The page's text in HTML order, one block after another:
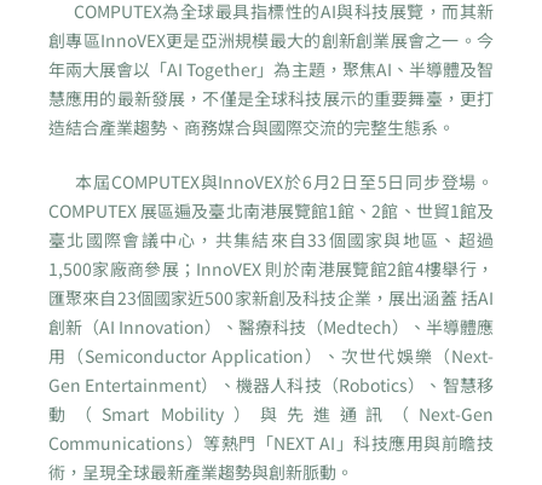
COMPUTEX為全球最具指標性的AI與科技展覽，而其新
創專區InnoVEX更是亞洲規模最大的創新創業展會之一。今
年兩大展會以「AI Together」為主題，聚焦AI、半導體及智
慧應用的最新發展，不僅是全球科技展示的重要舞臺，更打
造結合產業趨勢、商務媒合與國際交流的完整生態系。
本屆COMPUTEX與InnoVEX於6月2日至5日同步登場。
COMPUTEX 展區遍及臺北南港展覽館1館、2館、世貿1館及
臺北國際會議中心，共集結來自33個國家與地區、超過
1,500家廠商參展；InnoVEX 則於南港展覽館2館4樓舉行，
匯聚來自23個國家近500家新創及科技企業，展出涵蓋 括AI
創新（AI Innovation）、醫療科技（Medtech）、半導體應
用（Semiconductor Application）、次世代娛樂（Next-
Gen Entertainment）、機器人科技（Robotics）、智慧移
動（Smart Mobility）與先進通訊（Next-Gen
Communications）等熱門「NEXT AI」科技應用與前瞻技
術，呈現全球最新產業趨勢與創新脈動。